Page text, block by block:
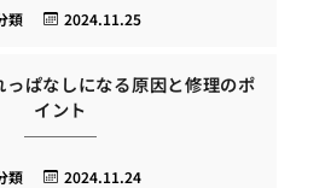
2024.11.25
類
っぱなしになる原因と修理のポ
イント
2024.11.24
類